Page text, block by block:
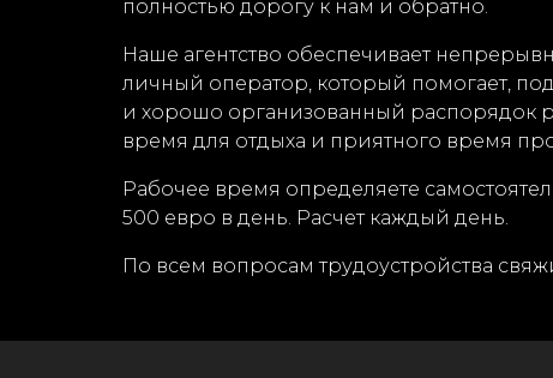
полностью дорогу к нам и обратно.
Наше агентство обеспечивает
личный оператор, который помогает,
и хорошо организованный распорядок
время для отдыха и приятного время
Рабочее время определяете
500 евро в день. Расчет каждый день.
По всем вопросам трудоустройства